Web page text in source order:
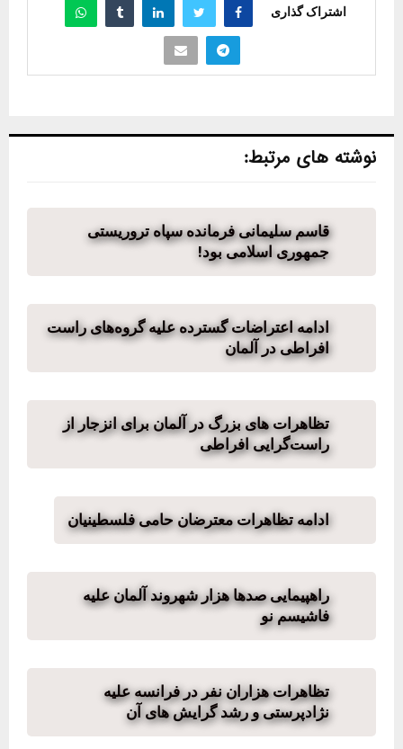
اشتراک گذاری
نوشته های مرتبط:
قاسم سلیمانی فرمانده سپاه تروریستی
جمهوری اسلامی بود!
ادامه اعتراضات گسترده علیه گروه‌های راست
افراطی در آلمان
تظاهرات های بزرگ در آلمان برای انزجار از
راست‌گرایی افراطی
ادامه تظاهرات معترضان حامی فلسطینیان
راهپیمایی صدها هزار شهروند آلمان علیه
فاشیسم نو
تظاهرات هزاران نفر در فرانسه علیه
نژادپرستی و رشد گرایش های آن